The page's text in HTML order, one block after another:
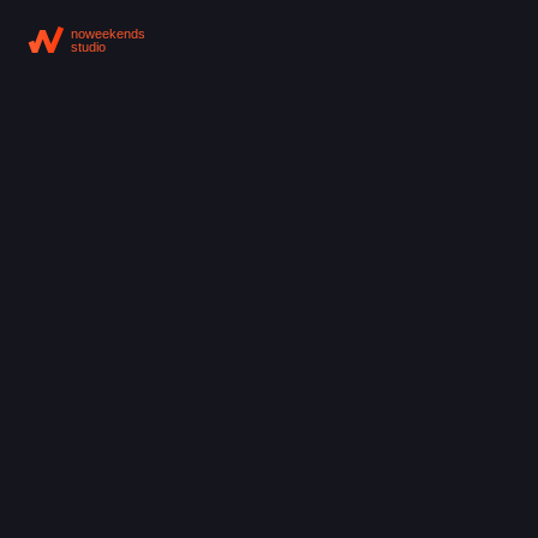
noweekends
studio